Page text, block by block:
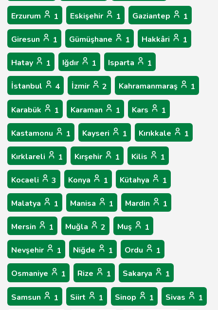
Erzurum 1 Eskişehir 1 Gaziantep 1
Giresun 1 Gümüşhane 1 Hakkâri 1
Hatay 1 Iğdır 1 Isparta 1
İstanbul 4 İzmir 2 Kahramanmaraş 1
Karabük 1 Karaman 1 Kars 1
Kastamonu 1 Kayseri 1 Kırıkkale 1
Kırklareli 1 Kırşehir 1 Kilis 1
Kocaeli 3 Konya 1 Kütahya 1
Malatya 1 Manisa 1 Mardin 1
Mersin 1 Muğla 2 Muş 1
Nevşehir 1 Niğde 1 Ordu 1
Osmaniye 1 Rize 1 Sakarya 1
Samsun 1 Siirt 1 Sinop 1 Sivas 1